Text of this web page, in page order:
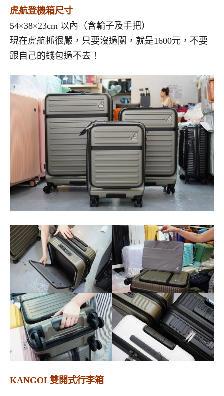
虎航登機箱尺寸
54×38×23cm 以內（含輪子及手把）
現在虎航抓很嚴，只要沒過關，就是1600元，不要
跟自己的錢包過不去！
KANGOL雙開式行李箱